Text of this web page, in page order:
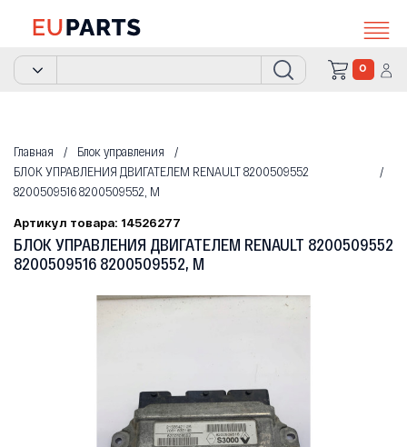
0
Главная
Блок управления
БЛОК УПРАВЛЕНИЯ ДВИГАТЕЛЕМ RENAULT 8200509552
8200509516 8200509552, M
Артикул товара: 14526277
БЛОК УПРАВЛЕНИЯ ДВИГАТЕЛЕМ RENAULT 8200509552
8200509516 8200509552, M